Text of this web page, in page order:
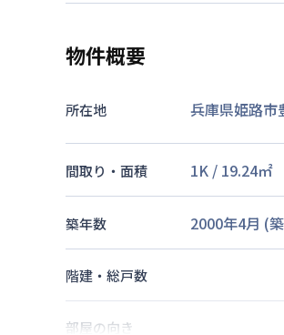
物件概要
所在地 兵庫県姫路市
間取り・面積 1K / 19.24㎡
築年数 2000年4月 (築
階建・総戸数
部屋の向き